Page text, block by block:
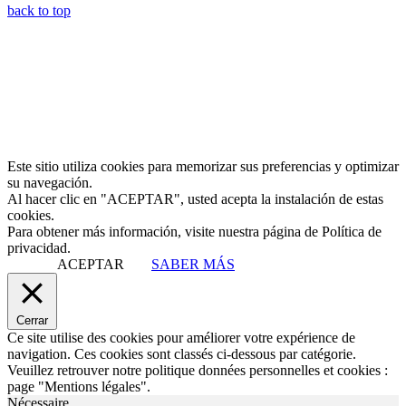
back to top
Este sitio utiliza cookies para memorizar sus preferencias y optimizar
su navegación.
Al hacer clic en "ACEPTAR", usted acepta la instalación de estas
cookies.
Para obtener más información, visite nuestra página de Política de
privacidad.
ACEPTAR
SABER MÁS
Cerrar
Ce site utilise des cookies pour améliorer votre expérience de
navigation. Ces cookies sont classés ci-dessous par catégorie.
Veuillez retrouver notre politique données personnelles et cookies :
page "Mentions légales".